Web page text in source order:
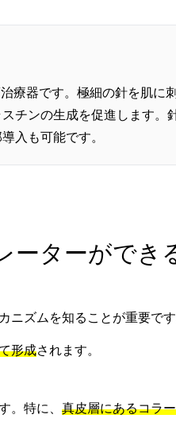
療器です。極細の針を肌に
チンの生成を促進します。
入も可能です。
ーターができ
ニズムを知ることが重要です
形成されます。
。特に、 真皮層にあるコラ